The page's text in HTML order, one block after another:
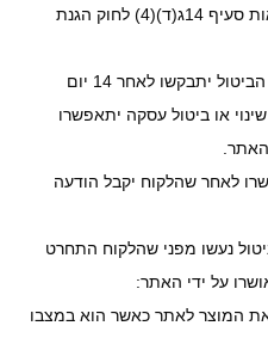
בעקבות העסקה, בהתאם להוראות סעיף 14ג(ד)(4) לחוק הגנת
במידה וההחזר, השינוי או הביטול יתבקשו לאחר 14 יום
או ביטול עסקה יתאפשרו
לאחר שהלקוח יקבל הודעה
נעשו מפני שהלקוח התחרט
על ידי האתר:
המוצר לאתר כאשר הוא במצבו